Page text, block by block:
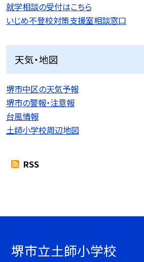
就学相談の受付はこちら
いじめ不登校対策支援室相談窓口
天気・地図
堺市中区の天気予報
堺市の警報・注意報
台風情報
土師小学校周辺地図
RSS
堺市立土師小学校